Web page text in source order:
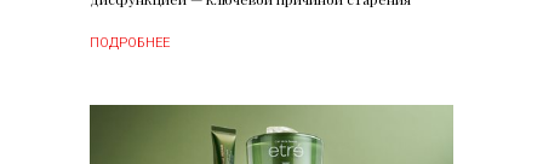
ПОДРОБНЕЕ